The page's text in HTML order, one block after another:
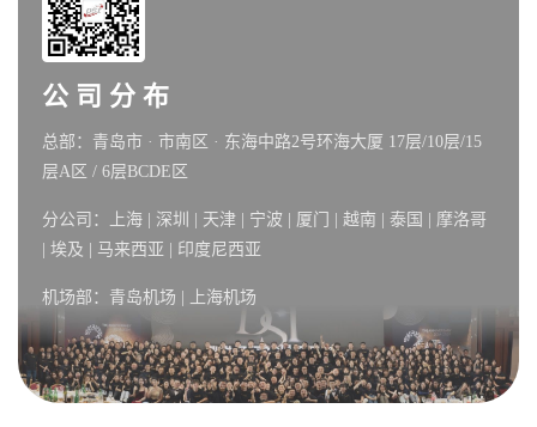
公 司 分 布
总部：青岛市 · 市南区 · 东海中路2号环海大厦 17层/10层/15
层A区 / 6层BCDE区
分公司：上海 | 深圳 | 天津 | 宁波 | 厦门 | 越南 | 泰国 | 摩洛哥
| 埃及 | 马来西亚 | 印度尼西亚
机场部：青岛机场 | 上海机场